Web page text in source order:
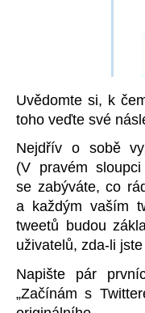
Uvědomte si, k
toho veďte své
Nejdřív o sobě
(V pravém
se zabýváte, co
a každým vaším
tweetů budou
uživatelů, zda-li
Napište pár
„Začínám s